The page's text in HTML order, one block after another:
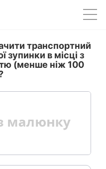
транспортний
зупинки в місці з
(менше ніж 100